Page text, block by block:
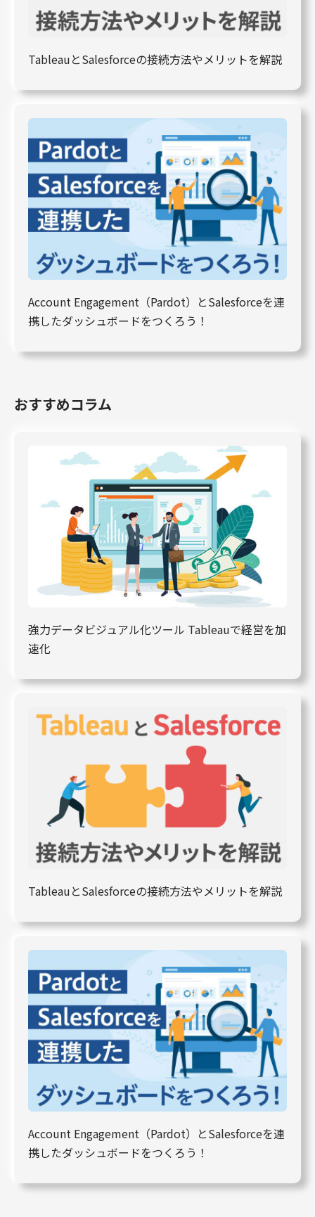
TableauとSalesforceの接続方法やメリットを解説
Account Engagement（Pardot）とSalesforceを連
携したダッシュボードをつくろう！
おすすめコラム
強力データビジュアル化ツール Tableauで経営を加
速化
TableauとSalesforceの接続方法やメリットを解説
Account Engagement（Pardot）とSalesforceを連
携したダッシュボードをつくろう！